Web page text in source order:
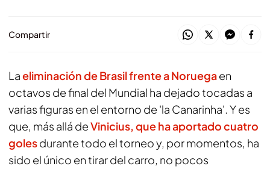
Compartir
Laeliminación de Brasil frente a Noruegaen
octavos de final del Mundial ha dejado tocadas a
varias figuras en el entorno de 'la Canarinha'. Y es
que, más allá deVinicius, que ha aportado cuatro
golesdurante todo el torneo y, por momentos, ha
sido el único en tirar del carro, no pocos